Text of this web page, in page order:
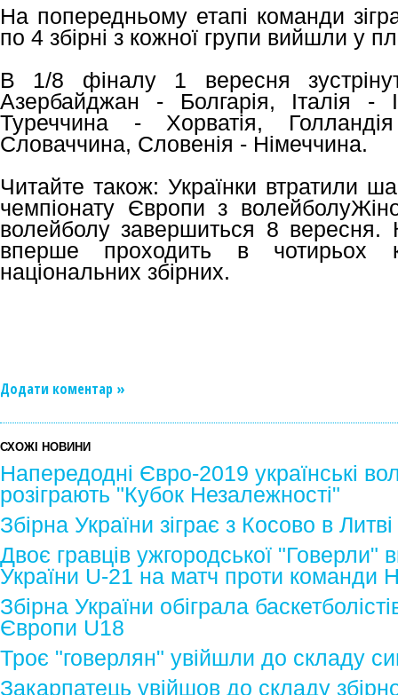
На попередньому етапі команди
по 4 збірні з кожної групи вийшли у
В 1/8 фіналу 1 вересня
Азербайджан - Болгарія, Італія -
Туреччина - Хорватія,
Словаччина, Словенія - Німеччина.
Читайте також: Українки втратили
чемпіонату Європи з
волейболу завершиться 8 вересня.
вперше проходить в чотирьох
національних збірних.
Додати коментар »
СХОЖІ НОВИНИ
Напередодні Євро-2019 українські
розіграють "Кубок Незалежності"
Збірна України зіграє з Косово в Литві
Двоє гравців ужгородської "Говерли"
України U-21 на матч проти команди
Збірна України обіграла
Європи U18
Троє "говерлян" увійшли до складу
Закарпатець увійшов до складу